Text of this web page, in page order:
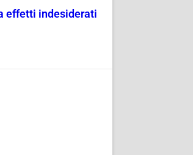
effetti indesiderati